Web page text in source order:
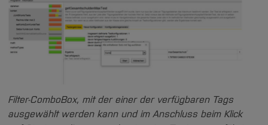
Filter-ComboBox, mit der einer der verfügbaren Tags
ausgewählt werden kann und im Anschluss beim Klick